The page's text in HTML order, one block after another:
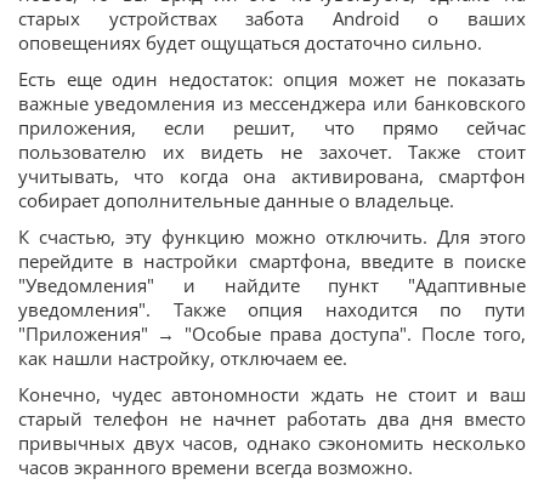
старых устройствах забота Android о ваших
оповещениях будет ощущаться достаточно сильно.
Есть еще один недостаток: опция может не показать
важные уведомления из мессенджера или банковского
приложения, если решит, что прямо сейчас
пользователю их видеть не захочет. Также стоит
учитывать, что когда она активирована, смартфон
собирает дополнительные данные о владельце.
К счастью, эту функцию можно отключить. Для этого
перейдите в настройки смартфона, введите в поиске
"Уведомления" и найдите пункт "Адаптивные
уведомления". Также опция находится по пути
"Приложения" → "Особые права доступа". После того,
как нашли настройку, отключаем ее.
Конечно, чудес автономности ждать не стоит и ваш
старый телефон не начнет работать два дня вместо
привычных двух часов, однако сэкономить несколько
часов экранного времени всегда возможно.